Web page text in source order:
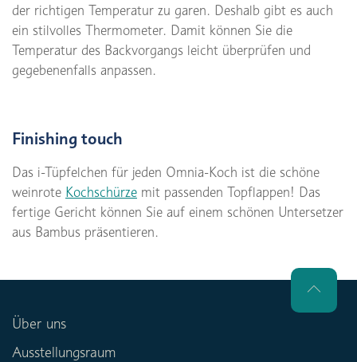
der richtigen Temperatur zu garen. Deshalb gibt es auch
ein stilvolles Thermometer. Damit können Sie die
Temperatur des Backvorgangs leicht überprüfen und
gegebenenfalls anpassen.
Finishing touch
Das i-Tüpfelchen für jeden Omnia-Koch ist die schöne
weinrote Kochschürze mit passenden Topflappen! Das
fertige Gericht können Sie auf einem schönen Untersetzer
aus Bambus präsentieren.
Über uns
Ausstellungsraum